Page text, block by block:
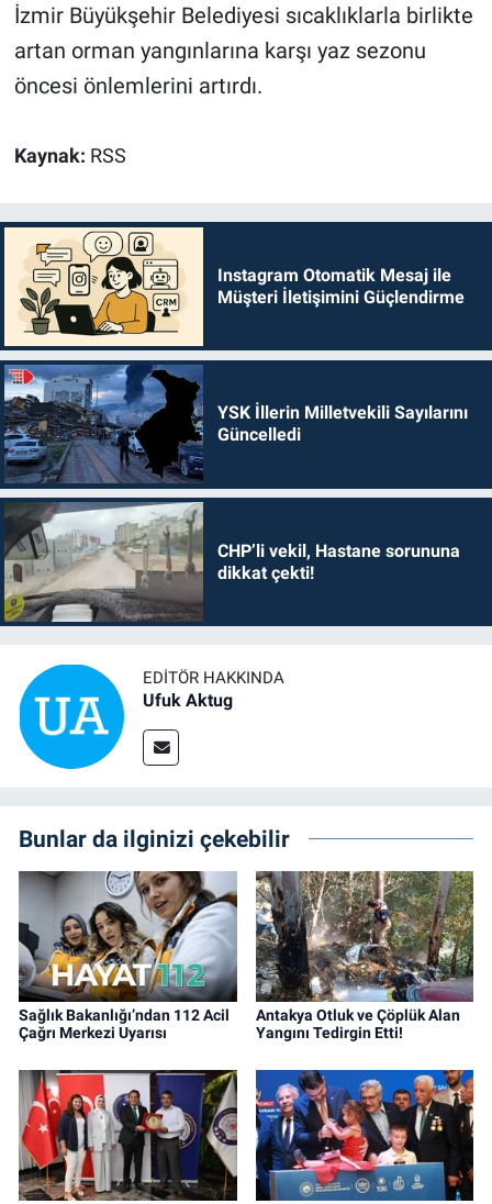
İzmir Büyükşehir Belediyesi sıcaklıklarla birlikte
artan orman yangınlarına karşı yaz sezonu
öncesi önlemlerini artırdı.
Kaynak: RSS
Instagram Otomatik Mesaj ile
Müşteri İletişimini Güçlendirme
YSK İllerin Milletvekili Sayılarını
Güncelledi
CHP’li vekil, Hastane sorununa
dikkat çekti!
EDITÖR HAKKINDA
Ufuk Aktug
Bunlar da ilginizi çekebilir
Sağlık Bakanlığı’ndan 112 Acil
Çağrı Merkezi Uyarısı
Antakya Otluk ve Çöplük Alan
Yangını Tedirgin Etti!